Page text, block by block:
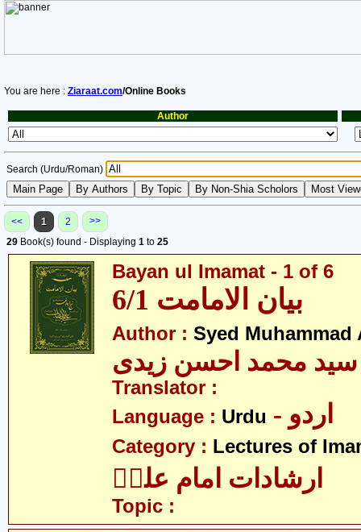
You are here : Ziaraat.com/Online Books
Author
Search (Urdu/Roman)
<< 1 2
>>
29 Book(s) found - Displaying 1 to 25
Bayan ul Imamat - 1 of 6
بیان الامامت 6/1
Author : Syed Muhammad
سید محمد احسن زیدی
Translator :
Language : Urdu - اردو
Category : Lectures of
ارشادات امام علیؑ
Topic :